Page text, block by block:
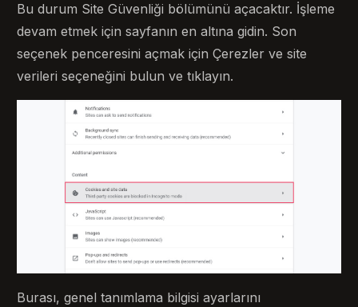
Bu durum Site Güvenliği bölümünü açacaktır. İşleme
devam etmek için sayfanın en altına gidin. Son
seçenek penceresini açmak için Çerezler ve site
verileri seçeneğini bulun ve tıklayın.
Burası, genel tanımlama bilgisi ayarlarını